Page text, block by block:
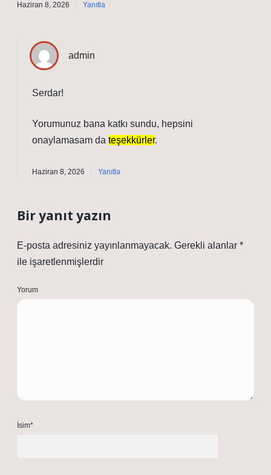
Haziran 8, 2026 Yanıtla
admin
Serdar!
Yorumunuz bana katkı sundu, hepsini
onaylamasam da teşekkürler.
Haziran 8, 2026 Yanıtla
Bir yanıt yazın
E-posta adresiniz yayınlanmayacak. Gerekli alanlar *
ile işaretlenmişlerdir
Yorum
İsim*